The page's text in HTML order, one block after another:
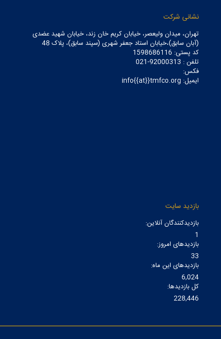
نشانی شرکت
تهران، میدان ولیعصر، خیابان کریم خان زند، خیابان شهید عضدی
(آبان سابق)،خیابان استاد جعفر شهری (سپند سابق)، پلاک 48
کد پستی: 1598686116
تلفن : 92000313-021
فکس:
ایمیل: info{{at}}tmfco.org
بازدید سایت
بازدیدکنندگان آنلاین:
1
بازدیدهای امروز:
33
بازدیدهای این ماه:
6,024
کل بازدیدها:
228,446